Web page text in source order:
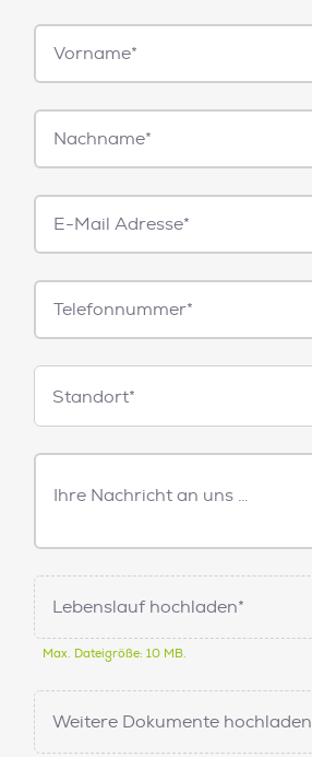
Vorname*
Nachname*
E-
Mail*
Telefonnummer
Standorte
Standort*
Freitext
Nachricht
Lebenslauf hochladen*
Max. Dateigröße: 10 MB.
Weitere Dokumente hochladen